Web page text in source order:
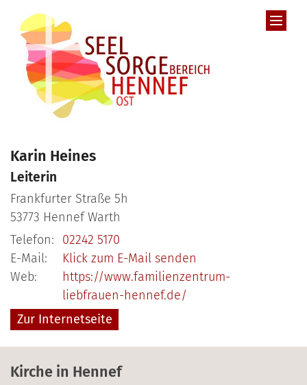
Karin Heines
Leiterin
Frankfurter Straße 5h
53773 Hennef Warth
Telefon:
02242 5170
E-Mail:
Klick zum E-Mail senden
Web:
https://www.familienzentrum-
liebfrauen-hennef.de/
Zur Internetseite
Kirche in Hennef